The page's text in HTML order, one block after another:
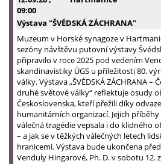
09:00
Výstava "ŠVÉDSKÁ ZÁCHRANA"
Muzeum v Horské synagoze v
sezóny návštěvu putovní výstavy
připravilo v roce 2025 pod vedením
skandinavistiky ÚGS u příležitosti 80.
války. Výstava „ŠVÉDSKÁ ZÁCHRANA –
druhé světové války“ reflektuje osudy
Československa, kteří přežili díky
humanitárních organizací. Jejich
válečná tragédie vepsala i do klidného
– a jak se v těžkých válečných letech
hranicemi. Výstava bude ukončena
Venduly Hingarové, Ph. D. v sobotu 12.